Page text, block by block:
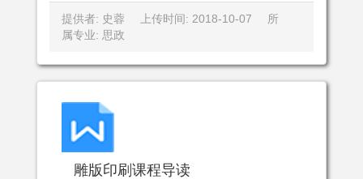
提供者: 史蓉 上传时间: 2018-10-07
所
属专业: 思政
雕版印刷课程导读